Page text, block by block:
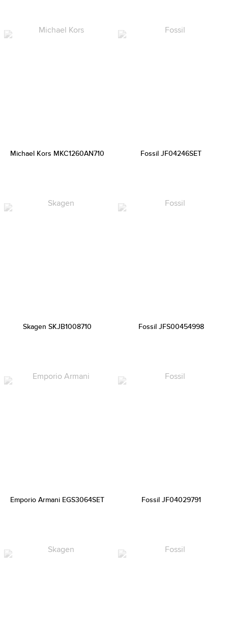
Michael Kors MKC1260AN710 Fossil JF04246SET
Skagen SKJB1008710 Fossil JFS00454998
Emporio Armani EGS3064SET Fossil JF04029791